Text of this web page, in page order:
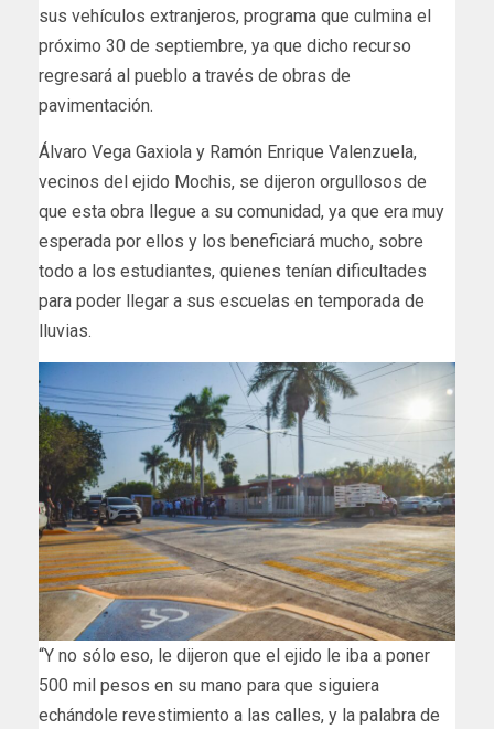
sus vehículos extranjeros, programa que culmina el
próximo 30 de septiembre, ya que dicho recurso
regresará al pueblo a través de obras de
pavimentación.
Álvaro Vega Gaxiola y Ramón Enrique Valenzuela,
vecinos del ejido Mochis, se dijeron orgullosos de
que esta obra llegue a su comunidad, ya que era muy
esperada por ellos y los beneficiará mucho, sobre
todo a los estudiantes, quienes tenían dificultades
para poder llegar a sus escuelas en temporada de
lluvias.
“Y no sólo eso, le dijeron que el ejido le iba a poner
500 mil pesos en su mano para que siguiera
echándole revestimiento a las calles, y la palabra de